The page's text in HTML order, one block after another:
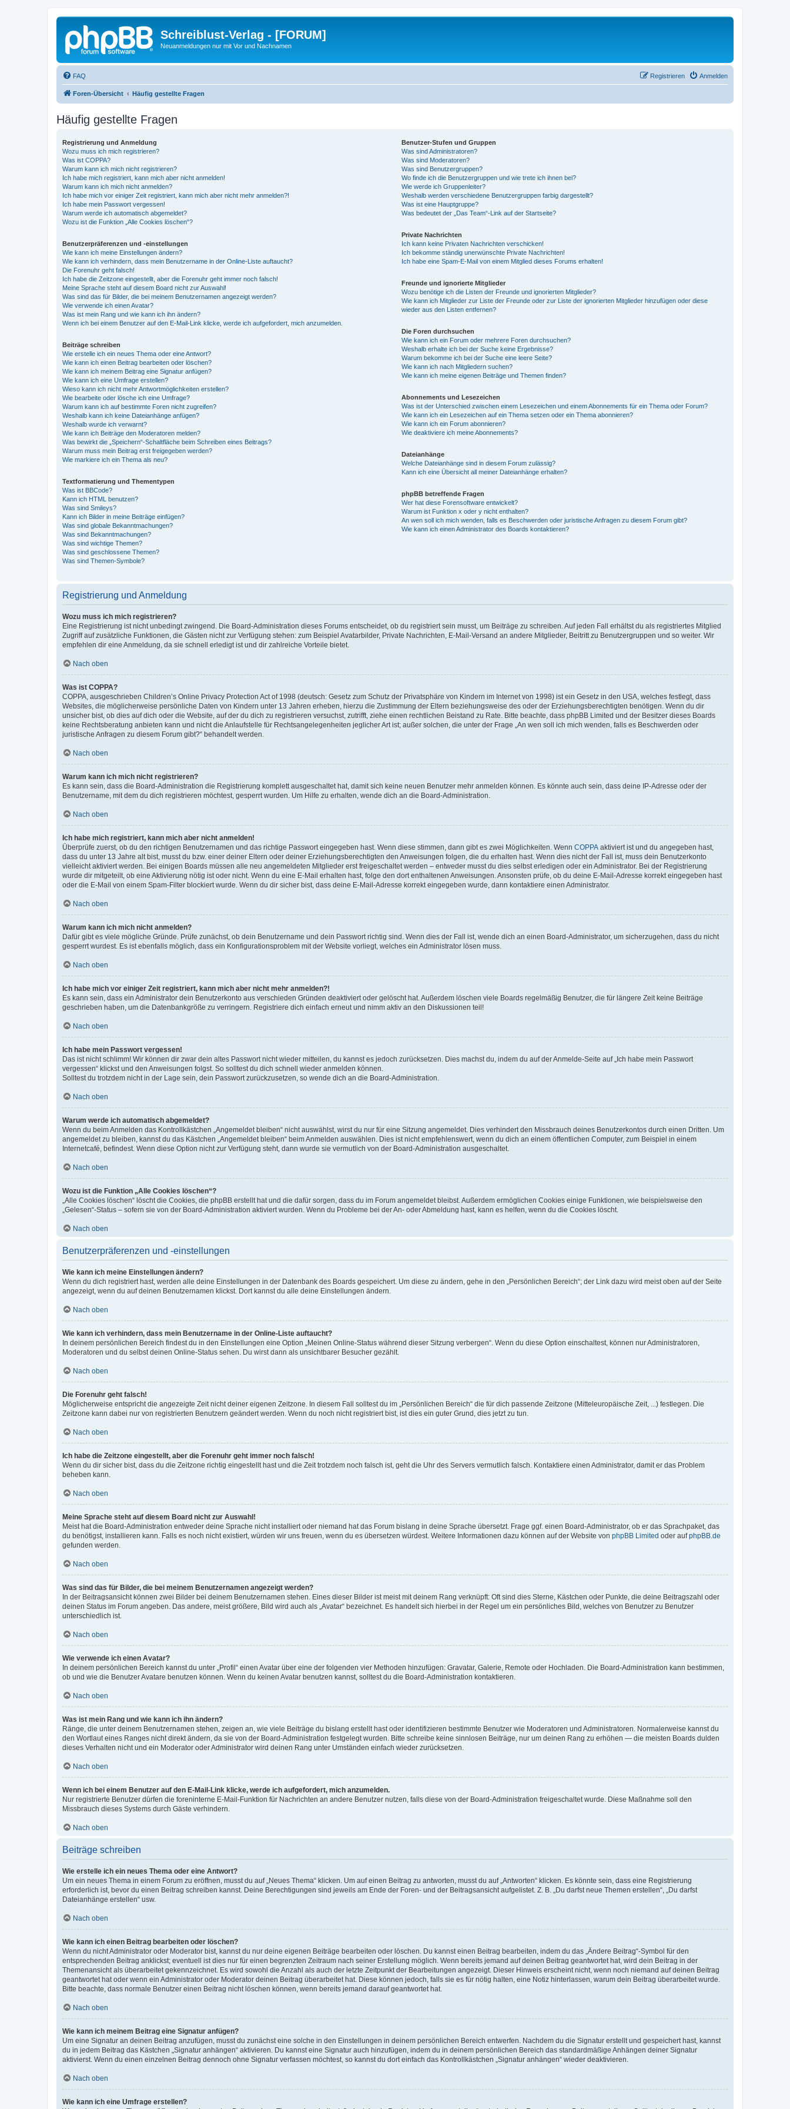
Schreiblust-Verlag - [FORUM]
Neuanmeldungen nur mit Vor und Nachnamen
FAQ Anmelden
Registrieren
Foren-Übersicht Häufig gestellte Fragen
Häufig gestellte Fragen
Registrierung und Anmeldung
Wozu muss ich mich registrieren?
Was ist COPPA?
Warum kann ich mich nicht registrieren?
Ich habe mich registriert, kann mich aber nicht anmelden!
Warum kann ich mich nicht anmelden?
Ich habe mich vor einiger Zeit registriert, kann mich aber nicht mehr anmelden?!
Ich habe mein Passwort vergessen!
Warum werde ich automatisch abgemeldet?
Wozu ist die Funktion „Alle Cookies löschen“?
Benutzerpräferenzen und -einstellungen
Wie kann ich meine Einstellungen ändern?
Wie kann ich verhindern, dass mein Benutzername in der Online-Liste auftaucht?
Die Forenuhr geht falsch!
Ich habe die Zeitzone eingestellt, aber die Forenuhr geht immer noch falsch!
Meine Sprache steht auf diesem Board nicht zur Auswahl!
Was sind das für Bilder, die bei meinem Benutzernamen angezeigt werden?
Wie verwende ich einen Avatar?
Was ist mein Rang und wie kann ich ihn ändern?
Wenn ich bei einem Benutzer auf den E-Mail-Link klicke, werde ich aufgefordert, mich anzumelden.
Beiträge schreiben
Wie erstelle ich ein neues Thema oder eine Antwort?
Wie kann ich einen Beitrag bearbeiten oder löschen?
Wie kann ich meinem Beitrag eine Signatur anfügen?
Wie kann ich eine Umfrage erstellen?
Wieso kann ich nicht mehr Antwortmöglichkeiten erstellen?
Wie bearbeite oder lösche ich eine Umfrage?
Warum kann ich auf bestimmte Foren nicht zugreifen?
Weshalb kann ich keine Dateianhänge anfügen?
Weshalb wurde ich verwarnt?
Wie kann ich Beiträge den Moderatoren melden?
Was bewirkt die „Speichern“-Schaltfläche beim Schreiben eines Beitrags?
Warum muss mein Beitrag erst freigegeben werden?
Wie markiere ich ein Thema als neu?
Textformatierung und Thementypen
Was ist BBCode?
Kann ich HTML benutzen?
Was sind Smileys?
Kann ich Bilder in meine Beiträge einfügen?
Was sind globale Bekanntmachungen?
Was sind Bekanntmachungen?
Was sind wichtige Themen?
Was sind geschlossene Themen?
Was sind Themen-Symbole?
Benutzer-Stufen und Gruppen
Was sind Administratoren?
Was sind Moderatoren?
Was sind Benutzergruppen?
Wo finde ich die Benutzergruppen und wie trete ich ihnen bei?
Wie werde ich Gruppenleiter?
Weshalb werden verschiedene Benutzergruppen farbig dargestellt?
Was ist eine Hauptgruppe?
Was bedeutet der „Das Team“-Link auf der Startseite?
Private Nachrichten
Ich kann keine Privaten Nachrichten verschicken!
Ich bekomme ständig unerwünschte Private Nachrichten!
Ich habe eine Spam-E-Mail von einem Mitglied dieses Forums erhalten!
Freunde und ignorierte Mitglieder
Wozu benötige ich die Listen der Freunde und ignorierten Mitglieder?
Wie kann ich Mitglieder zur Liste der Freunde oder zur Liste der ignorierten Mitglieder hinzufügen oder diese
wieder aus den Listen entfernen?
Die Foren durchsuchen
Wie kann ich ein Forum oder mehrere Foren durchsuchen?
Weshalb erhalte ich bei der Suche keine Ergebnisse?
Warum bekomme ich bei der Suche eine leere Seite?
Wie kann ich nach Mitgliedern suchen?
Wie kann ich meine eigenen Beiträge und Themen finden?
Abonnements und Lesezeichen
Was ist der Unterschied zwischen einem Lesezeichen und einem Abonnements für ein Thema oder Forum?
Wie kann ich ein Lesezeichen auf ein Thema setzen oder ein Thema abonnieren?
Wie kann ich ein Forum abonnieren?
Wie deaktiviere ich meine Abonnements?
Dateianhänge
Welche Dateianhänge sind in diesem Forum zulässig?
Kann ich eine Übersicht all meiner Dateianhänge erhalten?
phpBB betreffende Fragen
Wer hat diese Forensoftware entwickelt?
Warum ist Funktion x oder y nicht enthalten?
An wen soll ich mich wenden, falls es Beschwerden oder juristische Anfragen zu diesem Forum gibt?
Wie kann ich einen Administrator des Boards kontaktieren?
Registrierung und Anmeldung
Wozu muss ich mich registrieren?
Eine Registrierung ist nicht unbedingt zwingend. Die Board-Administration dieses Forums entscheidet, ob du registriert sein musst, um Beiträge zu schreiben. Auf jeden Fall erhältst du als registriertes Mitglied
Zugriff auf zusätzliche Funktionen, die Gästen nicht zur Verfügung stehen: zum Beispiel Avatarbilder, Private Nachrichten, E-Mail-Versand an andere Mitglieder, Beitritt zu Benutzergruppen und so weiter. Wir
empfehlen dir eine Anmeldung, da sie schnell erledigt ist und dir zahlreiche Vorteile bietet.
Nach oben
Was ist COPPA?
COPPA, ausgeschrieben Children’s Online Privacy Protection Act of 1998 (deutsch: Gesetz zum Schutz der Privatsphäre von Kindern im Internet von 1998) ist ein Gesetz in den USA, welches festlegt, dass
Websites, die möglicherweise persönliche Daten von Kindern unter 13 Jahren erheben, hierzu die Zustimmung der Eltern beziehungsweise des oder der Erziehungsberechtigten benötigen. Wenn du dir
unsicher bist, ob dies auf dich oder die Website, auf der du dich zu registrieren versuchst, zutrifft, ziehe einen rechtlichen Beistand zu Rate. Bitte beachte, dass phpBB Limited und der Besitzer dieses Boards
keine Rechtsberatung anbieten kann und nicht die Anlaufstelle für Rechtsangelegenheiten jeglicher Art ist; außer solchen, die unter der Frage „An wen soll ich mich wenden, falls es Beschwerden oder
juristische Anfragen zu diesem Forum gibt?“ behandelt werden.
Nach oben
Warum kann ich mich nicht registrieren?
Es kann sein, dass die Board-Administration die Registrierung komplett ausgeschaltet hat, damit sich keine neuen Benutzer mehr anmelden können. Es könnte auch sein, dass deine IP-Adresse oder der
Benutzername, mit dem du dich registrieren möchtest, gesperrt wurden. Um Hilfe zu erhalten, wende dich an die Board-Administration.
Nach oben
Ich habe mich registriert, kann mich aber nicht anmelden!
Überprüfe zuerst, ob du den richtigen Benutzernamen und das richtige Passwort eingegeben hast. Wenn diese stimmen, dann gibt es zwei Möglichkeiten. Wenn COPPA aktiviert ist und du angegeben hast,
dass du unter 13 Jahre alt bist, musst du bzw. einer deiner Eltern oder deiner Erziehungsberechtigten den Anweisungen folgen, die du erhalten hast. Wenn dies nicht der Fall ist, muss dein Benutzerkonto
vielleicht aktiviert werden. Bei einigen Boards müssen alle neu angemeldeten Mitglieder erst freigeschaltet werden – entweder musst du dies selbst erledigen oder ein Administrator. Bei der Registrierung
wurde dir mitgeteilt, ob eine Aktivierung nötig ist oder nicht. Wenn du eine E-Mail erhalten hast, folge den dort enthaltenen Anweisungen. Ansonsten prüfe, ob du deine E-Mail-Adresse korrekt eingegeben hast
oder die E-Mail von einem Spam-Filter blockiert wurde. Wenn du dir sicher bist, dass deine E-Mail-Adresse korrekt eingegeben wurde, dann kontaktiere einen Administrator.
Nach oben
Warum kann ich mich nicht anmelden?
Dafür gibt es viele mögliche Gründe. Prüfe zunächst, ob dein Benutzername und dein Passwort richtig sind. Wenn dies der Fall ist, wende dich an einen Board-Administrator, um sicherzugehen, dass du nicht
gesperrt wurdest. Es ist ebenfalls möglich, dass ein Konfigurationsproblem mit der Website vorliegt, welches ein Administrator lösen muss.
Nach oben
Ich habe mich vor einiger Zeit registriert, kann mich aber nicht mehr anmelden?!
Es kann sein, dass ein Administrator dein Benutzerkonto aus verschieden Gründen deaktiviert oder gelöscht hat. Außerdem löschen viele Boards regelmäßig Benutzer, die für längere Zeit keine Beiträge
geschrieben haben, um die Datenbankgröße zu verringern. Registriere dich einfach erneut und nimm aktiv an den Diskussionen teil!
Nach oben
Ich habe mein Passwort vergessen!
Das ist nicht schlimm! Wir können dir zwar dein altes Passwort nicht wieder mitteilen, du kannst es jedoch zurücksetzen. Dies machst du, indem du auf der Anmelde-Seite auf „Ich habe mein Passwort
vergessen“ klickst und den Anweisungen folgst. So solltest du dich schnell wieder anmelden können.
Solltest du trotzdem nicht in der Lage sein, dein Passwort zurückzusetzen, so wende dich an die Board-Administration.
Nach oben
Warum werde ich automatisch abgemeldet?
Wenn du beim Anmelden das Kontrollkästchen „Angemeldet bleiben“ nicht auswählst, wirst du nur für eine Sitzung angemeldet. Dies verhindert den Missbrauch deines Benutzerkontos durch einen Dritten. Um
angemeldet zu bleiben, kannst du das Kästchen „Angemeldet bleiben“ beim Anmelden auswählen. Dies ist nicht empfehlenswert, wenn du dich an einem öffentlichen Computer, zum Beispiel in einem
Internetcafé, befindest. Wenn diese Option nicht zur Verfügung steht, dann wurde sie vermutlich von der Board-Administration ausgeschaltet.
Nach oben
Wozu ist die Funktion „Alle Cookies löschen“?
„Alle Cookies löschen“ löscht die Cookies, die phpBB erstellt hat und die dafür sorgen, dass du im Forum angemeldet bleibst. Außerdem ermöglichen Cookies einige Funktionen, wie beispielsweise den
„Gelesen“-Status – sofern sie von der Board-Administration aktiviert wurden. Wenn du Probleme bei der An- oder Abmeldung hast, kann es helfen, wenn du die Cookies löscht.
Nach oben
Benutzerpräferenzen und -einstellungen
Wie kann ich meine Einstellungen ändern?
Wenn du dich registriert hast, werden alle deine Einstellungen in der Datenbank des Boards gespeichert. Um diese zu ändern, gehe in den „Persönlichen Bereich“; der Link dazu wird meist oben auf der Seite
angezeigt, wenn du auf deinen Benutzernamen klickst. Dort kannst du alle deine Einstellungen ändern.
Nach oben
Wie kann ich verhindern, dass mein Benutzername in der Online-Liste auftaucht?
In deinem persönlichen Bereich findest du in den Einstellungen eine Option „Meinen Online-Status während dieser Sitzung verbergen“. Wenn du diese Option einschaltest, können nur Administratoren,
Moderatoren und du selbst deinen Online-Status sehen. Du wirst dann als unsichtbarer Besucher gezählt.
Nach oben
Die Forenuhr geht falsch!
Möglicherweise entspricht die angezeigte Zeit nicht deiner eigenen Zeitzone. In diesem Fall solltest du im „Persönlichen Bereich“ die für dich passende Zeitzone (Mitteleuropäische Zeit, ...) festlegen. Die
Zeitzone kann dabei nur von registrierten Benutzern geändert werden. Wenn du noch nicht registriert bist, ist dies ein guter Grund, dies jetzt zu tun.
Nach oben
Ich habe die Zeitzone eingestellt, aber die Forenuhr geht immer noch falsch!
Wenn du dir sicher bist, dass du die Zeitzone richtig eingestellt hast und die Zeit trotzdem noch falsch ist, geht die Uhr des Servers vermutlich falsch. Kontaktiere einen Administrator, damit er das Problem
beheben kann.
Nach oben
Meine Sprache steht auf diesem Board nicht zur Auswahl!
Meist hat die Board-Administration entweder deine Sprache nicht installiert oder niemand hat das Forum bislang in deine Sprache übersetzt. Frage ggf. einen Board-Administrator, ob er das Sprachpaket, das
du benötigst, installieren kann. Falls es noch nicht existiert, würden wir uns freuen, wenn du es übersetzen würdest. Weitere Informationen dazu können auf der Website von phpBB Limited oder aufphpBB.de
gefunden werden.
Nach oben
Was sind das für Bilder, die bei meinem Benutzernamen angezeigt werden?
In der Beitragsansicht können zwei Bilder bei deinem Benutzernamen stehen. Eines dieser Bilder ist meist mit deinem Rang verknüpft: Oft sind dies Sterne, Kästchen oder Punkte, die deine Beitragszahl oder
deinen Status im Forum angeben. Das andere, meist größere, Bild wird auch als „Avatar“ bezeichnet. Es handelt sich hierbei in der Regel um ein persönliches Bild, welches von Benutzer zu Benutzer
unterschiedlich ist.
Nach oben
Wie verwende ich einen Avatar?
In deinem persönlichen Bereich kannst du unter „Profil“ einen Avatar über eine der folgenden vier Methoden hinzufügen: Gravatar, Galerie, Remote oder Hochladen. Die Board-Administration kann bestimmen,
ob und wie die Benutzer Avatare benutzen können. Wenn du keinen Avatar benutzen kannst, solltest du die Board-Administration kontaktieren.
Nach oben
Was ist mein Rang und wie kann ich ihn ändern?
Ränge, die unter deinem Benutzernamen stehen, zeigen an, wie viele Beiträge du bislang erstellt hast oder identifizieren bestimmte Benutzer wie Moderatoren und Administratoren. Normalerweise kannst du
den Wortlaut eines Ranges nicht direkt ändern, da sie von der Board-Administration festgelegt wurden. Bitte schreibe keine sinnlosen Beiträge, nur um deinen Rang zu erhöhen — die meisten Boards dulden
dieses Verhalten nicht und ein Moderator oder Administrator wird deinen Rang unter Umständen einfach wieder zurücksetzen.
Nach oben
Wenn ich bei einem Benutzer auf den E-Mail-Link klicke, werde ich aufgefordert, mich anzumelden.
Nur registrierte Benutzer dürfen die foreninterne E-Mail-Funktion für Nachrichten an andere Benutzer nutzen, falls diese von der Board-Administration freigeschaltet wurde. Diese Maßnahme soll den
Missbrauch dieses Systems durch Gäste verhindern.
Nach oben
Beiträge schreiben
Wie erstelle ich ein neues Thema oder eine Antwort?
Um ein neues Thema in einem Forum zu eröffnen, musst du auf „Neues Thema“ klicken. Um auf einen Beitrag zu antworten, musst du auf „Antworten“ klicken. Es könnte sein, dass eine Registrierung
erforderlich ist, bevor du einen Beitrag schreiben kannst. Deine Berechtigungen sind jeweils am Ende der Foren- und der Beitragsansicht aufgelistet. Z. B. „Du darfst neue Themen erstellen“, „Du darfst
Dateianhänge erstellen“ usw.
Nach oben
Wie kann ich einen Beitrag bearbeiten oder löschen?
Wenn du nicht Administrator oder Moderator bist, kannst du nur deine eigenen Beiträge bearbeiten oder löschen. Du kannst einen Beitrag bearbeiten, indem du das „Ändere Beitrag“-Symbol für den
entsprechenden Beitrag anklickst; eventuell ist dies nur für einen begrenzten Zeitraum nach seiner Erstellung möglich. Wenn bereits jemand auf deinen Beitrag geantwortet hat, wird dein Beitrag in der
Themenansicht als überarbeitet gekennzeichnet. Es wird sowohl die Anzahl als auch der letzte Zeitpunkt der Bearbeitungen angezeigt. Dieser Hinweis erscheint nicht, wenn noch niemand auf deinen Beitrag
geantwortet hat oder wenn ein Administrator oder Moderator deinen Beitrag überarbeitet hat. Diese können jedoch, falls sie es für nötig halten, eine Notiz hinterlassen, warum dein Beitrag überarbeitet wurde.
Bitte beachte, dass normale Benutzer einen Beitrag nicht löschen können, wenn bereits jemand darauf geantwortet hat.
Nach oben
Wie kann ich meinem Beitrag eine Signatur anfügen?
Um eine Signatur an deinen Beitrag anzufügen, musst du zunächst eine solche in den Einstellungen in deinem persönlichen Bereich entwerfen. Nachdem du die Signatur erstellt und gespeichert hast, kannst
du in jedem Beitrag das Kästchen „Signatur anhängen“ aktivieren. Du kannst eine Signatur auch hinzufügen, indem du in deinem persönlichen Bereich das standardmäßige Anhängen deiner Signatur
aktivierst. Wenn du einen einzelnen Beitrag dennoch ohne Signatur verfassen möchtest, so kannst du dort einfach das Kontrollkästchen „Signatur anhängen“ wieder deaktivieren.
Nach oben
Wie kann ich eine Umfrage erstellen?